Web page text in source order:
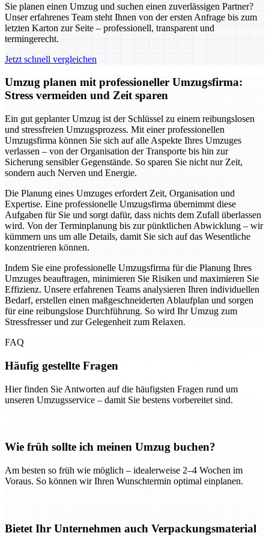
Sie planen einen Umzug und suchen einen zuverlässigen Partner?
Unser erfahrenes Team steht Ihnen von der ersten Anfrage bis zum
letzten Karton zur Seite – professionell, transparent und
termingerecht.
Jetzt schnell vergleichen
Umzug planen mit professioneller Umzugsfirma:
Stress vermeiden und Zeit sparen
Ein gut geplanter Umzug ist der Schlüssel zu einem reibungslosen
und stressfreien Umzugsprozess. Mit einer professionellen
Umzugsfirma können Sie sich auf alle Aspekte Ihres Umzuges
verlassen – von der Organisation der Transporte bis hin zur
Sicherung sensibler Gegenstände. So sparen Sie nicht nur Zeit,
sondern auch Nerven und Energie.
Die Planung eines Umzuges erfordert Zeit, Organisation und
Expertise. Eine professionelle Umzugsfirma übernimmt diese
Aufgaben für Sie und sorgt dafür, dass nichts dem Zufall überlassen
wird. Von der Terminplanung bis zur pünktlichen Abwicklung – wir
kümmern uns um alle Details, damit Sie sich auf das Wesentliche
konzentrieren können.
Indem Sie eine professionelle Umzugsfirma für die Planung Ihres
Umzuges beauftragen, minimieren Sie Risiken und maximieren Sie
Effizienz. Unsere erfahrenen Teams analysieren Ihren individuellen
Bedarf, erstellen einen maßgeschneiderten Ablaufplan und sorgen
für eine reibungslose Durchführung. So wird Ihr Umzug zum
Stressfresser und zur Gelegenheit zum Relaxen.
FAQ
Häufig gestellte Fragen
Hier finden Sie Antworten auf die häufigsten Fragen rund um
unseren Umzugsservice – damit Sie bestens vorbereitet sind.
Wie früh sollte ich meinen Umzug buchen?
Am besten so früh wie möglich – idealerweise 2–4 Wochen im
Voraus. So können wir Ihren Wunschtermin optimal einplanen.
Bietet Ihr Unternehmen auch Verpackungsmaterial